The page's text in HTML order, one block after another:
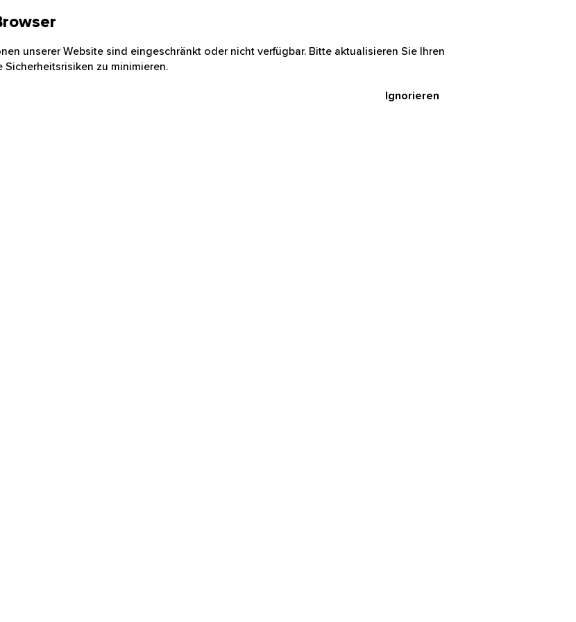
unserer Website sind eingeschränkt oder nicht verfügbar. Bitte aktualisieren Sie Ihren
Sicherheitsrisiken zu minimieren.
Ignorieren